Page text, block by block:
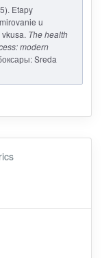
Etapy
u
The health
modern
Sreda